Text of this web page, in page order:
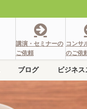
講演・セミナーの
ご依頼
コンサ
のご依
ブログ ビジネ